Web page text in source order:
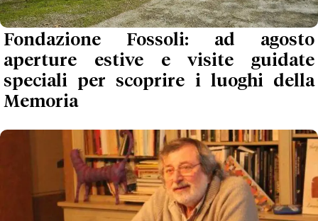
Fondazione Fossoli: ad agosto
aperture estive e visite guidate
speciali per scoprire i luoghi della
Memoria